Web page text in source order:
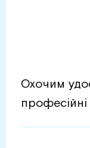
Охочим